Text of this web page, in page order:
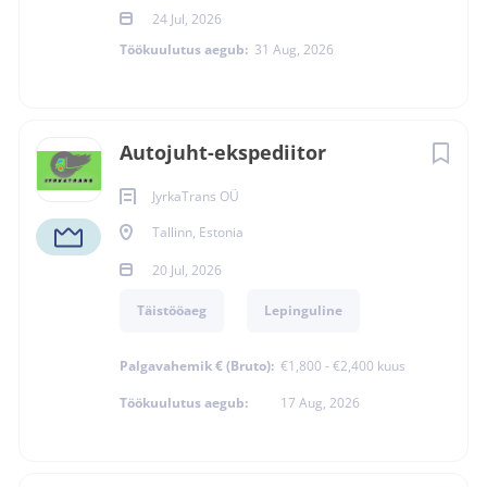
24 Jul, 2026
Töökuulutus aegub: 31 Aug, 2026
Autojuht-ekspediitor
JyrkaTrans OÜ
Tallinn, Estonia
20 Jul, 2026
Täistööaeg Lepinguline
Palgavahemik € (Bruto): €1,800 - €2,400 kuus
Töökuulutus aegub:
17 Aug, 2026
Juhtimisõigus
Peapilt (kuulutuse
põhivisuaal)